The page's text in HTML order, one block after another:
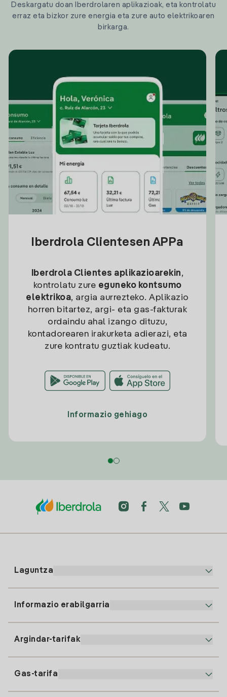
Deskargatu doan Iberdrolaren aplikazioak, eta kontrolatu
erraz eta bizkor zure energia eta zure auto elektrikoaren
birkarga.
Iberdrola Clientesen APPa
Iberdrola Clientes aplikazioarekin,
kontrolatu zure eguneko kontsumo
elektrikoa, argia aurrezteko. Aplikazio
horren bitartez, argi- eta gas-fakturak
ordaindu ahal izango dituzu,
kontadorearen irakurketa adierazi, eta
zure kontratu guztiak kudeatu.
Informazio gehiago
Laguntza
91 919 52 73
clientes@tuiberdrola.es
Informazio erabilgarria
Argindar-tarifak
Gas-tarifa